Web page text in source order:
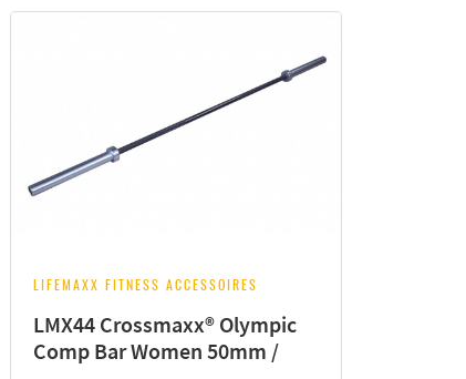
LIFEMAXX FITNESS ACCESSOIRES
LMX44 Crossmaxx® Olympic
Comp Bar Women 50mm /